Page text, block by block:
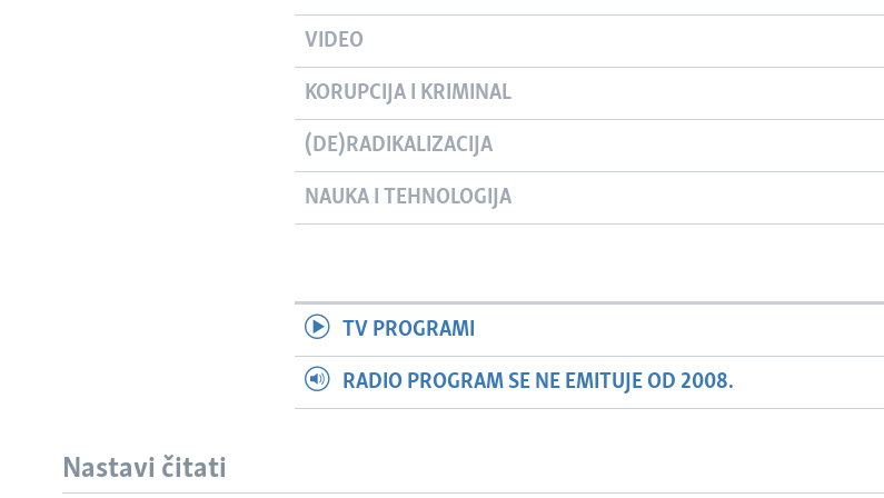
VIDEO
KORUPCIJA I KRIMINAL
(DE)RADIKALIZACIJA
NAUKA I TEHNOLOGIJA
TV PROGRAMI
RADIO PROGRAM SE NE EMITUJE OD 2008.
Nastavi čitati